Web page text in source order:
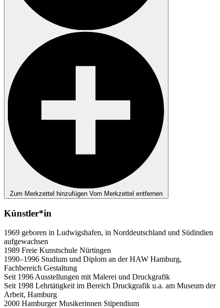
Zum Merkzettel hinzufügen Vom Merkzettel entfernen
Künstler*in
1969 geboren in Ludwigshafen, in Norddeutschland und Südindien
aufgewachsen
1989 Freie Kunstschule Nürtingen
1990–1996 Studium und Diplom an der HAW Hamburg,
Fachbereich Gestaltung
Seit 1996 Ausstellungen mit Malerei und Druckgrafik
Seit 1998 Lehrtätigkeit im Bereich Druckgrafik u.a. am Museum der
Arbeit, Hamburg
2000 Hamburger Musikerinnen Stipendium